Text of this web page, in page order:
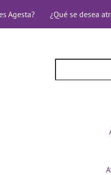
Agesta? ¿Qué se desea